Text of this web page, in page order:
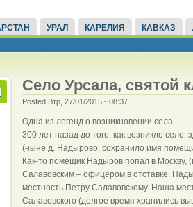
УРАЛ КАРЕЛИЯ КАВКАЗ
Село Урсала, святой
Posted Втр, 27/01/2015 - 08:37
Одна из легенд о возникновении села
300 лет назад до того, как возникло
(ныне д. Надырово, сохранило имя
Как-то помещик Надыров попал в Москву,
Салавовским – офицером в отставке.
местность Петру Салавовскому. Наша
Салавовского (долгое время хранились